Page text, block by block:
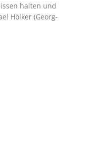
halten und
Hölker (Georg-